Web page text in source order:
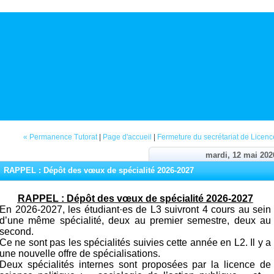
« Permanence Tutorat | Page d'accueil | Fermeture du secrétariat de
mardi, 12 mai
RAPPEL : Dépôt des vœux de spécialité 2026-2027
RAPPEL : Dépôt des vœux de spécialité 2026-2027
En 2026-2027, les étudiant·es de L3 suivront 4 cours au sein
d’une même spécialité, deux au premier semestre, deux au
second.
Ce ne sont pas les spécialités suivies cette année en L2. Il y a
une nouvelle offre de spécialisations.
Deux spécialités internes sont proposées par la licence de